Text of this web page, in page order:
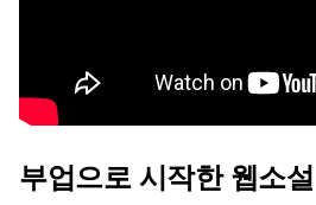
부업으로 시작한 웹소설